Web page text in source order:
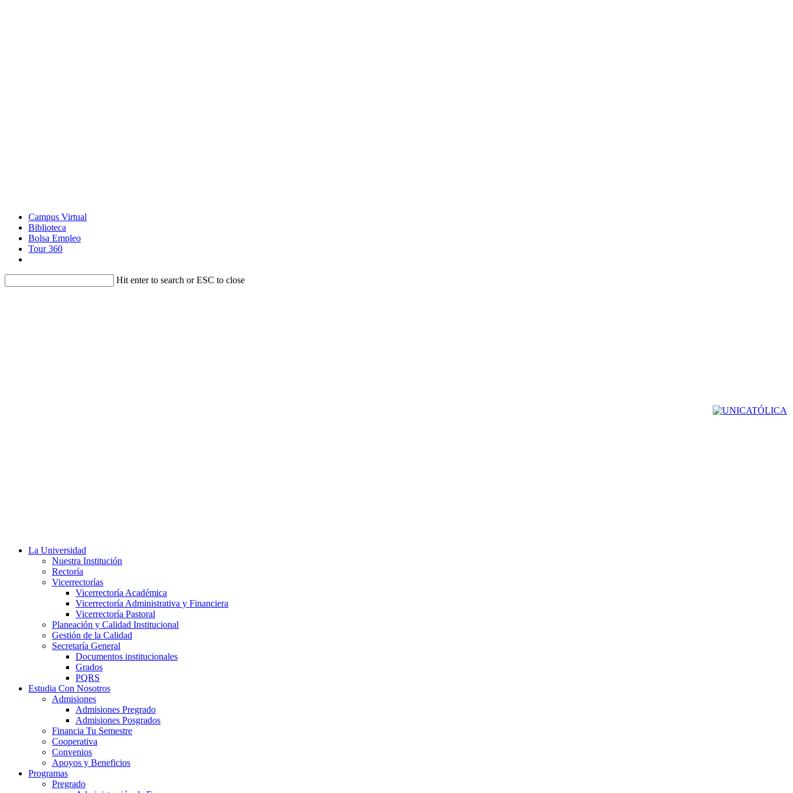
Campus Virtual
Biblioteca
Bolsa Empleo
Tour 360
Hit enter to search or ESC to close
La Universidad
Nuestra Institución
Rectoría
Vicerrectorías
Vicerrectoría Académica
Vicerrectoría Administrativa y Financiera
Vicerrectoría Pastoral
Planeación y Calidad Institucional
Gestión de la Calidad
Secretaría General
Documentos institucionales
Grados
PQRS
Estudia Con Nosotros
Admisiones
Admisiones Pregrado
Admisiones Posgrados
Financia Tu Semestre
Cooperativa
Convenios
Apoyos y Beneficios
Programas
Pregrado